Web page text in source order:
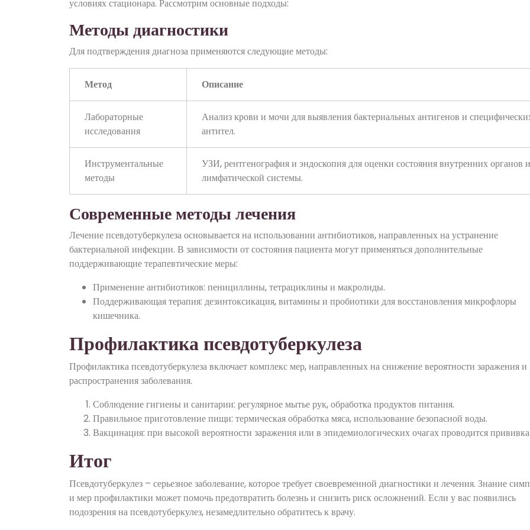
условиях стационара. Рассмотрим основные подходы:
Методы диагностики
Для подтверждения диагноза применяются следующие методы:
Метод Описание
Лабораторные
исследования
Анализ крови и мочи для выявления бактериальных антигенов и
антител.
Инструментальные
методы
УЗИ, рентгенография и эндоскопия для оценки состояния внутренних органов и
лимфатической системы.
Современные методы лечения
Лечение псевдотуберкулеза основывается на использовании антибиотиков, направленных на устранение
бактериальной инфекции. В зависимости от состояния пациента могут применяться дополнительные
поддерживающие терапевтические меры:
Применение антибиотиков: пенициллины, тетрациклины и макролиды.
Поддерживающая терапия: дезинтоксикация, витамины и пробиотики для восстановления микрофлоры
кишечника.
Профилактика псевдотуберкулеза
Профилактика псевдотуберкулеза включает комплекс мер, направленных на снижение вероятности заражения и
распространения заболевания.
Соблюдение гигиены и санитарии: регулярное мытье рук, обработка продуктов питания.
Правильное приготовление пищи: термическая обработка мяса, использование безопасной воды.
Вакцинация: при высокой вероятности заражения или в эпидемиологических очагах проводится
Итог
Псевдотуберкулез – серьезное заболевание, которое требует своевременной диагностики и лечения. Знание
и мер профилактики может помочь предотвратить болезнь и снизить риск осложнений. Если у вас появились
подозрения на псевдотуберкулез, незамедлительно обратитесь к врачу.